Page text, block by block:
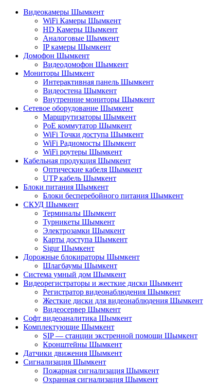
Видеокамеры Шымкент
WiFi Камеры Шымкент
HD Камеры Шымкент
Аналоговые Шымкент
IP камеры Шымкент
Домофон Шымкент
Видеодомофон Шымкент
Мониторы Шымкент
Интерактивная панель Шымкент
Видеостена Шымкент
Внутренние мониторы Шымкент
Сетевое оборудование Шымкент
Маршрутизаторы Шымкент
PoE коммутатор Шымкент
WiFi Точки доступа Шымкент
WiFi Радиомосты Шымкент
WiFi роутеры Шымкент
Кабельная продукция Шымкент
Оптические кабеля Шымкент
UTP кабель Шымкент
Блоки питания Шымкент
Блоки бесперебойного питания Шымкент
СКУД Шымкент
Терминалы Шымкент
Турникеты Шымкент
Электрозамки Шымкент
Карты доступа Шымкент
Sigur Шымкент
Дорожные блокираторы Шымкент
Шлагбаумы Шымкент
Система умный дом Шымкент
Видеорегистраторы и жесткие диски Шымкент
Регистратор видеонаблюдения Шымкент
Жесткие диски для видеонаблюдения Шымкент
Видеосервер Шымкент
Софт видеоаналитика Шымкент
Комплектующие Шымкент
SIP — станции экстренной помощи Шымкент
Кронштейны Шымкент
Датчики движения Шымкент
Сигнализация Шымкент
Пожарная сигнализация Шымкент
Охранная сигнализация Шымкент